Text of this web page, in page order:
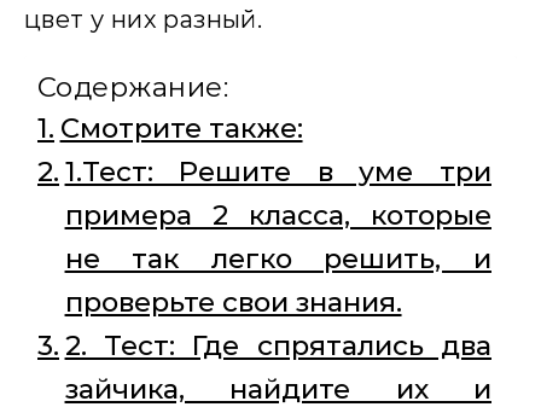
цвет у них разный.
Содержание:
Смотрите также:
1.Тест: Решите в уме три
примера 2 класса, которые
не так легко решить, и
проверьте свои знания.
2. Тест: Где спрятались два
зайчика, найдите их и